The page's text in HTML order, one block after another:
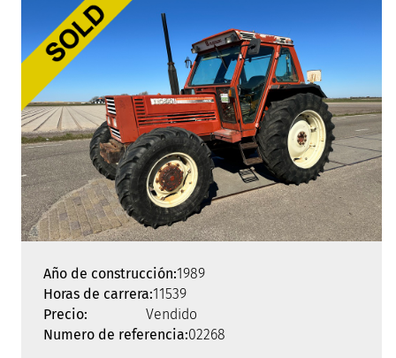
Año de construcción:1989
Horas de carrera:11539
Precio:
Vendido
Numero de referencia:02268